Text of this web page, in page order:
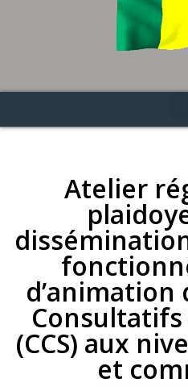
Atelier
d’animation
(CCS) aux
et